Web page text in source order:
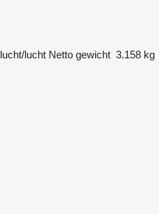
lucht/lucht Netto gewicht 3.158 kg